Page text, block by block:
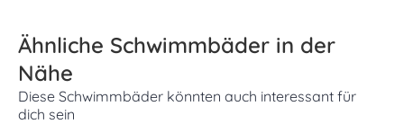
Ähnliche Schwimmbäder in der
Nähe
Diese Schwimmbäder könnten auch interessant für
dich sein